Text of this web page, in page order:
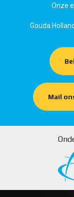
Onze
Gouda
Mail